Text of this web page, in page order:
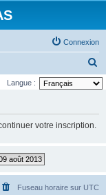
Connexion
e
h
Langue :
votre inscription.
août 2013
Fuseau horaire sur UTC